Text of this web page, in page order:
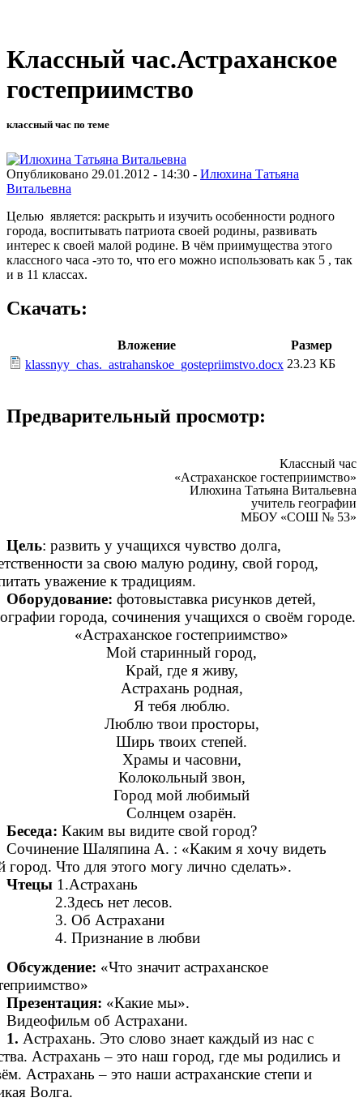
Классный час.Астраханское
гостеприимство
классный час по теме
Опубликовано 29.01.2012 - 14:30 - Илюхина Татьяна
Витальевна
Целью является: раскрыть и изучить особенности родного
города, воспитывать патриота своей родины, развивать
интерес к своей малой родине. В чём приимущества этого
классного часа -это то, что его можно использовать как 5 , так
и в 11 классах.
Скачать:
Вложение
Размер
klassnyy_chas._astrahanskoe_gostepriimstvo.docx 23.23 КБ
Предварительный просмотр:
Классный час
«Астраханское гостеприимство»
Илюхина Татьяна Витальевна
учитель географии
МБОУ «СОШ № 53»
Цель: развить у учащихся чувство долга,
за свою малую родину, свой город,
уважение к традициям.
Оборудование: фотовыставка рисунков детей,
города, сочинения учащихся о своём городе.
«Астраханское гостеприимство»
Мой старинный город,
Край, где я живу,
Астрахань родная,
Я тебя люблю.
Люблю твои просторы,
Ширь твоих степей.
Храмы и часовни,
Колокольный звон,
Город мой любимый
Солнцем озарён.
Беседа: Каким вы видите свой город?
Сочинение Шаляпина А. : «Каким я хочу видеть
город. Что для этого могу лично сделать».
Чтецы 1.Астрахань
2.Здесь нет лесов.
3. Об Астрахани
4. Признание в любви
Обсуждение: «Что значит астраханское
Презентация: «Какие мы».
Видеофильм об Астрахани.
1. Астрахань. Это слово знает каждый из нас с
Астрахань – это наш город, где мы родились и
Астрахань – это наши астраханские степи и
Волга.